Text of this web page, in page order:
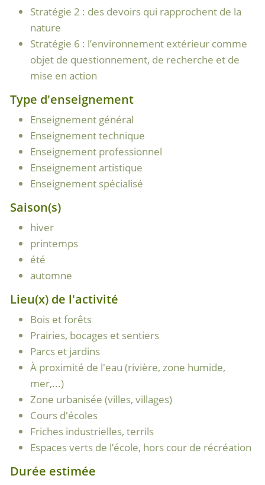
Stratégie 2 : des devoirs qui rapprochent de la
nature
Stratégie 6 : l’environnement extérieur comme
objet de questionnement, de recherche et de
mise en action
Type d'enseignement
Enseignement général
Enseignement technique
Enseignement professionnel
Enseignement artistique
Enseignement spécialisé
Saison(s)
hiver
printemps
été
automne
Lieu(x) de l'activité
Bois et forêts
Prairies, bocages et sentiers
Parcs et jardins
À proximité de l'eau (rivière, zone humide,
mer,...)
Zone urbanisée (villes, villages)
Cours d'écoles
Friches industrielles, terrils
Espaces verts de l’école, hors cour de récréation
Durée estimée